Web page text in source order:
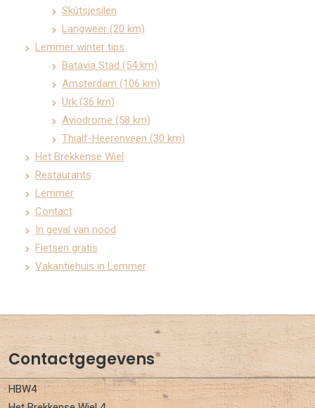
Skûtsjesilen
Langweer (20 km)
Lemmer winter tips
Batavia Stad (54 km)
Amsterdam (106 km)
Urk (36 km)
Aviodrome (58 km)
Thialf-Heerenveen (30 km)
Het Brekkense Wiel
Restaurants
Lemmer
Contact
In geval van nood
Fietsen gratis
Vakantiehuis in Lemmer
Contactgegevens
HBW4